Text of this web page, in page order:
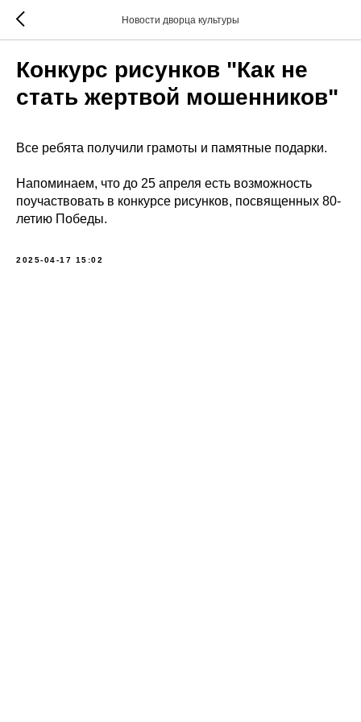
Новости дворца культуры
Конкурс рисунков "Как не
стать жертвой мошенников"
Все ребята получили грамоты и памятные подарки.
Напоминаем, что до 25 апреля есть возможность
поучаствовать в конкурсе рисунков, посвященных 80-
летию Победы.
2025-04-17 15:02